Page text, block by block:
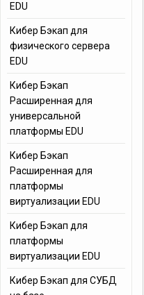
EDU
Кибер Бэкап для
физического сервера
EDU
Кибер Бэкап
Расширенная для
универсальной
платформы EDU
Кибер Бэкап
Расширенная для
платформы
виртуализации EDU
Кибер Бэкап для
платформы
виртуализации EDU
Кибер Бэкап для СУБД